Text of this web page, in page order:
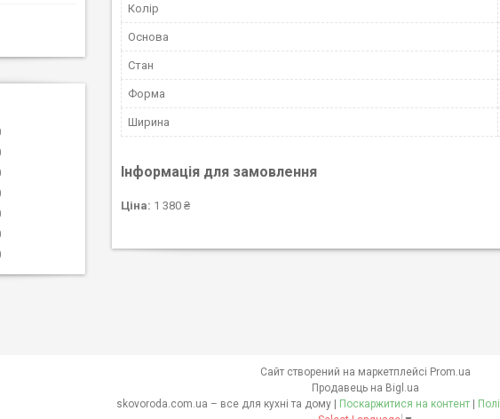
Колір
Основа
Стан
Форма
Ширина
Інформація для замовлення
Ціна: 1 380 ₴
Сайт створений на маркетплейсі Prom.ua
Продавець на Bigl.ua
skovoroda.com.ua – все для кухні та дому | Поскаржитися на контент |